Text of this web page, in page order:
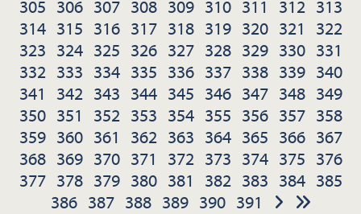
305 306 307 308 309 310 311 312 313
314 315 316 317 318 319 320 321
322
323 324 325 326 327 328 329 330 331
332 333 334 335 336 337 338 339 340
341
342 343 344 345 346 347 348 349
350 351 352 353 354 355 356 357 358
359 360 361 362 363 364 365 366 367
368 369 370 371 372 373 374 375 376
377 378 379 380 381 382 383 384 385
386 387 388 389 390 391